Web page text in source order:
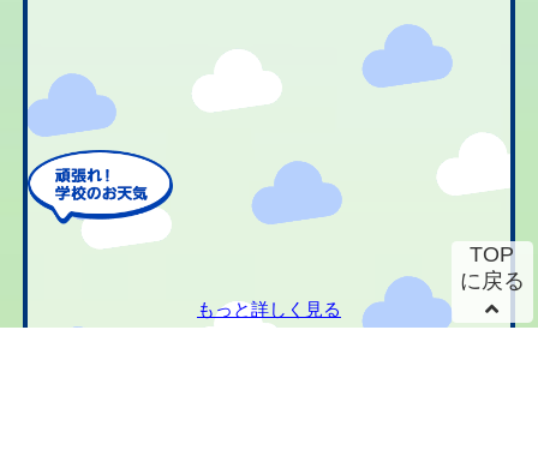
もっと詳しく見る
TOP
に戻る